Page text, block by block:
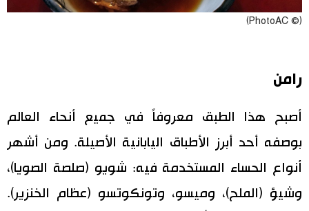
(© PhotoAC)
رامن
أصبح هذا الطبق معروفاً في جميع أنحاء العالم
بوصفه أحد أبرز الأطباق اليابانية الأصيلة. ومن أشهر
أنواع الحساء المستخدمة فيه: شويو (صلصة الصويا)،
وشيؤ (الملح)، وميسو، وتونكوتسو (عظام الخنزير).